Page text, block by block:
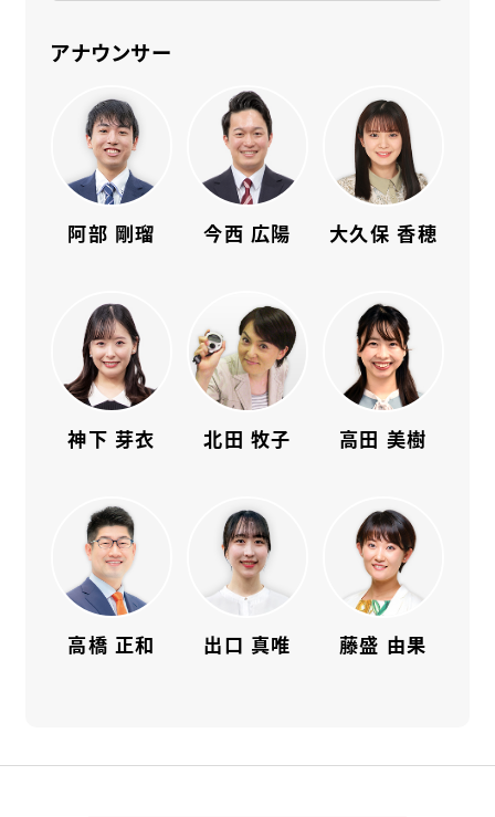
アナウンサー
阿部 剛瑠 今西 広陽 大久保 香穂
神下 芽衣 北田 牧子 高田 美樹
高橋 正和 出口 真唯 藤盛 由果